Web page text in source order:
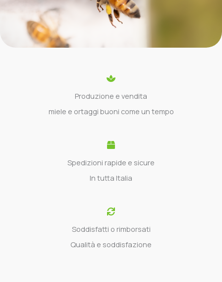
Produzione e vendita
miele e ortaggi buoni come un tempo
Spedizioni rapide e sicure
In tutta Italia
Soddisfatti o rimborsati
Qualità e soddisfazione